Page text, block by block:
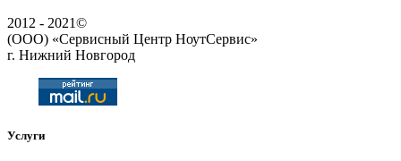
2012 - 2021©
(ООО) «Сервисный Центр НоутСервис»
г. Нижний Новгород
Услуги